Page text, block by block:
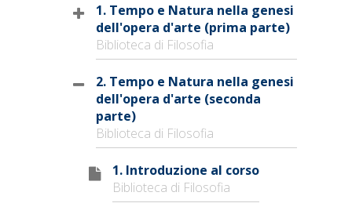
1. Tempo e Natura nella genesi
dell'opera d'arte (prima parte)
Biblioteca di Filosofia
2. Tempo e Natura nella genesi
dell'opera d'arte (seconda
parte)
Biblioteca di Filosofia
1. Introduzione al corso
Biblioteca di Filosofia